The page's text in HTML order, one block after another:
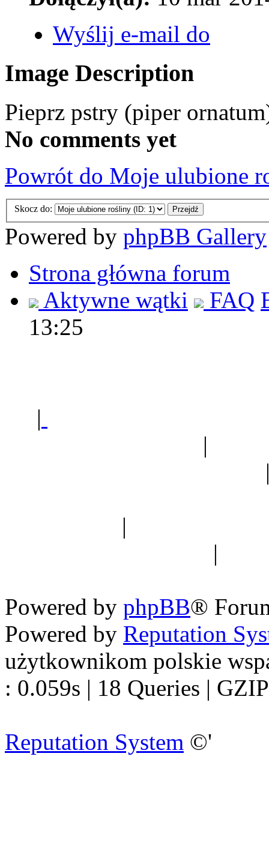
Wyślij e-mail do
Image Description
Pieprz pstry (piper
No comments yet
Powrót do Moje ulubione
Skocz do:
Powered by phpBB Gallery
Strona główna forum
Aktywne wątki
FAQ
13:25
|
|
|
|
Powered by phpBB®
Powered by Reputation
użytkownikom polskie
: 0.059s | 18 Queries |
Reputation System ©'